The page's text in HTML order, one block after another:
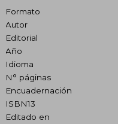
Formato
Autor
Editorial
Año
Idioma
N° páginas
Encuadernación
ISBN13
Editado en